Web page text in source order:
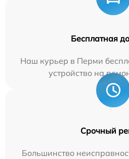
Бесплатная
Наш курьер в Перми
устройство на
Срочный
Большинство